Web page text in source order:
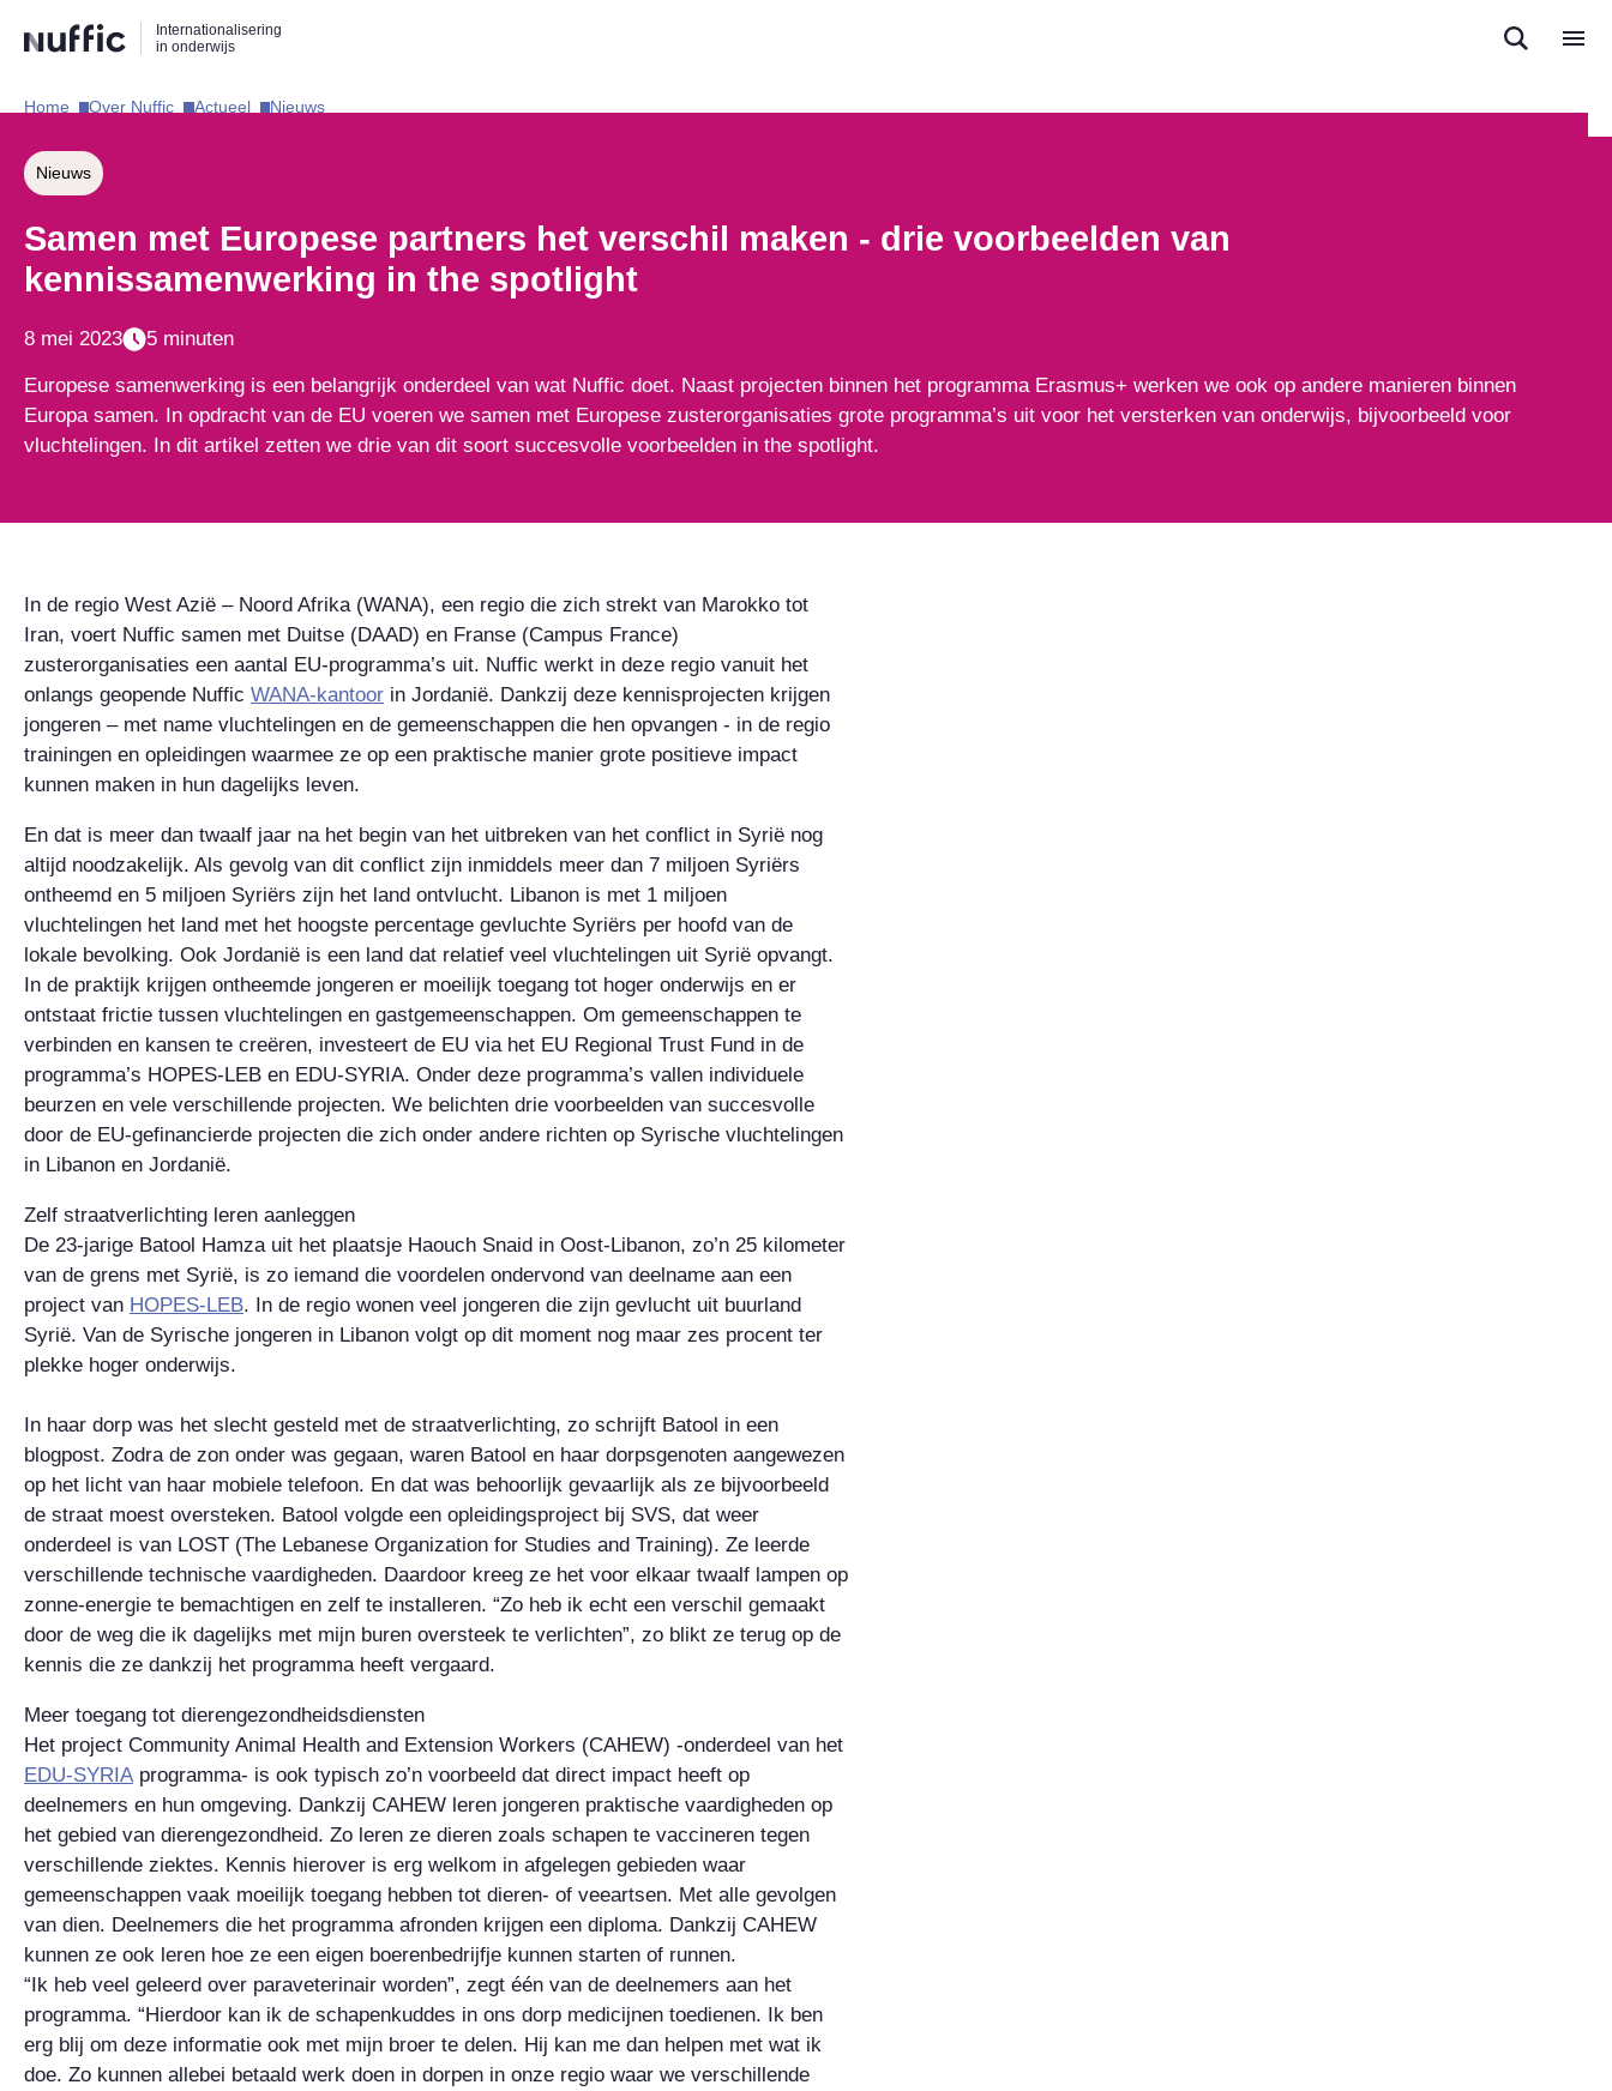
naar
zoekfunctie
naar
hoofdnavigatie
naar
inhoud
Internationalisering
in onderwijs
Hoofdnavigatie
Home​ Over Nuffic​ Actueel​ Nieuws​
Nieuws
Samen met Europese partners het verschil maken - drie voorbeelden van
kennissamenwerking in the spotlight
8 mei 2023 5 minuten
Europese samenwerking is een belangrijk onderdeel van wat Nuffic doet. Naast projecten binnen het programma Erasmus+ werken we ook op andere manieren binnen
Europa samen. In opdracht van de EU voeren we samen met Europese zusterorganisaties grote programma’s uit voor het versterken van onderwijs, bijvoorbeeld voor
vluchtelingen. In dit artikel zetten we drie van dit soort succesvolle voorbeelden in the spotlight.
In de regio West Azië – Noord Afrika (WANA), een regio die zich strekt van Marokko tot
Iran, voert Nuffic samen met Duitse (DAAD) en Franse (Campus France)
zusterorganisaties een aantal EU-programma’s uit. Nuffic werkt in deze regio vanuit het
onlangs geopende Nuffic WANA-kantoor in Jordanië. Dankzij deze kennisprojecten krijgen
jongeren – met name vluchtelingen en de gemeenschappen die hen opvangen - in de regio
trainingen en opleidingen waarmee ze op een praktische manier grote positieve impact
kunnen maken in hun dagelijks leven.
En dat is meer dan twaalf jaar na het begin van het uitbreken van het conflict in Syrië nog
altijd noodzakelijk. Als gevolg van dit conflict zijn inmiddels meer dan 7 miljoen Syriërs
ontheemd en 5 miljoen Syriërs zijn het land ontvlucht. Libanon is met 1 miljoen
vluchtelingen het land met het hoogste percentage gevluchte Syriërs per hoofd van de
lokale bevolking. Ook Jordanië is een land dat relatief veel vluchtelingen uit Syrië opvangt.
In de praktijk krijgen ontheemde jongeren er moeilijk toegang tot hoger onderwijs en er
ontstaat frictie tussen vluchtelingen en gastgemeenschappen. Om gemeenschappen te
verbinden en kansen te creëren, investeert de EU via het EU Regional Trust Fund in de
programma’s HOPES-LEB en EDU-SYRIA. Onder deze programma’s vallen individuele
beurzen en vele verschillende projecten. We belichten drie voorbeelden van succesvolle
door de EU-gefinancierde projecten die zich onder andere richten op Syrische vluchtelingen
in Libanon en Jordanië.
Zelf straatverlichting leren aanleggen
De 23-jarige Batool Hamza uit het plaatsje Haouch Snaid in Oost-Libanon, zo’n 25 kilometer
van de grens met Syrië, is zo iemand die voordelen ondervond van deelname aan een
project van HOPES-LEB. In de regio wonen veel jongeren die zijn gevlucht uit buurland
Syrië. Van de Syrische jongeren in Libanon volgt op dit moment nog maar zes procent ter
plekke hoger onderwijs.
In haar dorp was het slecht gesteld met de straatverlichting, zo schrijft Batool in een
blogpost. Zodra de zon onder was gegaan, waren Batool en haar dorpsgenoten aangewezen
op het licht van haar mobiele telefoon. En dat was behoorlijk gevaarlijk als ze bijvoorbeeld
de straat moest oversteken. Batool volgde een opleidingsproject bij SVS, dat weer
onderdeel is van LOST (The Lebanese Organization for Studies and Training). Ze leerde
verschillende technische vaardigheden. Daardoor kreeg ze het voor elkaar twaalf lampen op
zonne-energie te bemachtigen en zelf te installeren. “Zo heb ik echt een verschil gemaakt
door de weg die ik dagelijks met mijn buren oversteek te verlichten”, zo blikt ze terug op de
kennis die ze dankzij het programma heeft vergaard.
Meer toegang tot dierengezondheidsdiensten
Het project Community Animal Health and Extension Workers (CAHEW) -onderdeel van het
EDU-SYRIA programma- is ook typisch zo’n voorbeeld dat direct impact heeft op
deelnemers en hun omgeving. Dankzij CAHEW leren jongeren praktische vaardigheden op
het gebied van dierengezondheid. Zo leren ze dieren zoals schapen te vaccineren tegen
verschillende ziektes. Kennis hierover is erg welkom in afgelegen gebieden waar
gemeenschappen vaak moeilijk toegang hebben tot dieren- of veeartsen. Met alle gevolgen
van dien. Deelnemers die het programma afronden krijgen een diploma. Dankzij CAHEW
kunnen ze ook leren hoe ze een eigen boerenbedrijfje kunnen starten of runnen.
“Ik heb veel geleerd over paraveterinair worden”, zegt één van de deelnemers aan het
programma. “Hierdoor kan ik de schapenkuddes in ons dorp medicijnen toedienen. Ik ben
erg blij om deze informatie ook met mijn broer te delen. Hij kan me dan helpen met wat ik
doe. Zo kunnen allebei betaald werk doen in dorpen in onze regio waar we verschillende